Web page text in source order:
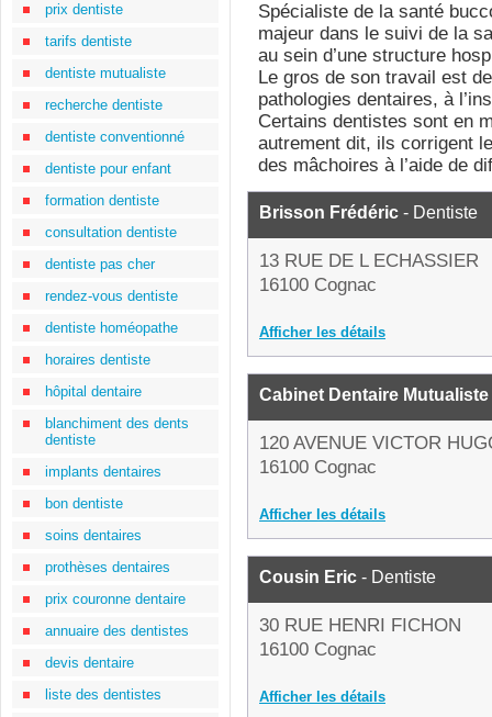
prix dentiste
tarifs dentiste
dentiste mutualiste
recherche dentiste
dentiste conventionné
dentiste pour enfant
formation dentiste
consultation dentiste
dentiste pas cher
rendez-vous dentiste
dentiste homéopathe
horaires dentiste
hôpital dentaire
blanchiment des dents
dentiste
implants dentaires
bon dentiste
soins dentaires
prothèses dentaires
prix couronne dentaire
annuaire des dentistes
devis dentaire
liste des dentistes
Spécialiste de la santé
majeur dans le suivi de la
au sein d’une structure
Le gros de son travail est
pathologies dentaires, à
Certains dentistes sont en
autrement dit, ils corrigent
des mâchoires à l’aide de
Brisson Frédéric - Dentiste
13 RUE DE L ECHASSIER
16100 Cognac
Afficher les détails
Cabinet Dentaire Mutualiste
120 AVENUE VICTOR
16100 Cognac
Afficher les détails
Cousin Eric - Dentiste
30 RUE HENRI FICHON
16100 Cognac
Afficher les détails